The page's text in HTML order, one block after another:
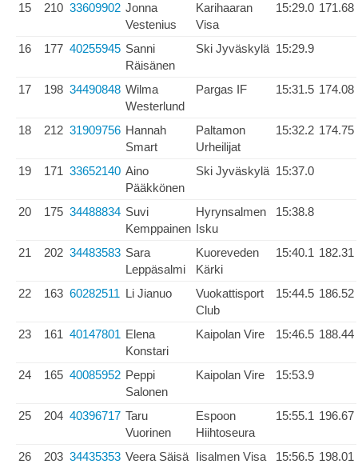
15 210 33609902 Jonna
Vestenius
Karihaaran
Visa
15:29.0 171.68
16 177 40255945 Sanni
Räisänen
Ski Jyväskylä 15:29.9
17 198 34490848 Wilma
Westerlund
Pargas IF 15:31.5 174.08
18 212 31909756 Hannah
Smart
Paltamon
Urheilijat
15:32.2 174.75
19 171 33652140 Aino
Pääkkönen
Ski Jyväskylä 15:37.0
20 175 34488834 Suvi
Kemppainen
Hyrynsalmen
Isku
15:38.8
21 202 34483583 Sara
Leppäsalmi
Kuoreveden
Kärki
15:40.1 182.31
22 163 60282511 Li Jianuo
Vuokattisport
Club
15:44.5 186.52
23 161 40147801 Elena
Konstari
Kaipolan Vire 15:46.5 188.44
24 165 40085952 Peppi
Salonen
Kaipolan Vire 15:53.9
25 204 40396717 Taru
Vuorinen
Espoon
Hiihtoseura
15:55.1 196.67
26 203 34435353 Veera Säisä Iisalmen Visa 15:56.5 198.01